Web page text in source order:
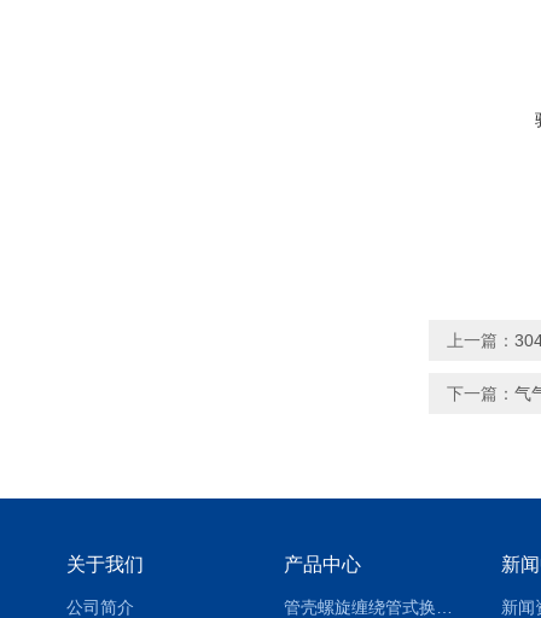
上一篇：
下一篇： 气
关于我们
公司简介
产品中心 新
新闻